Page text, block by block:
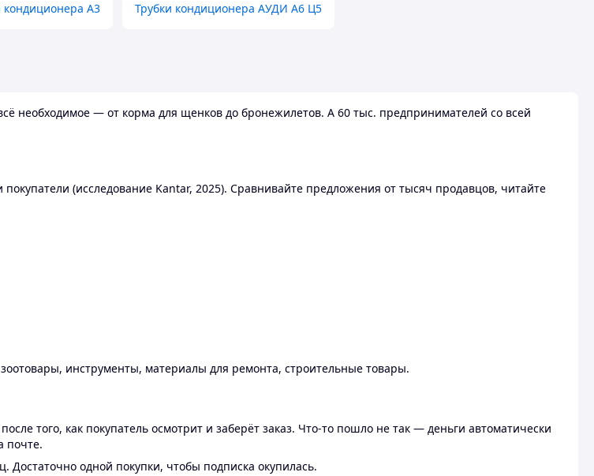
А3 Трубки кондиционера АУДИ А6 Ц5
необходимое — от корма для щенков до бронежилетов. А 60 тыс. предпринимателей со всей
(исследование Kantar, 2025). Сравнивайте предложения от тысяч продавцов, читайте
инструменты, материалы для ремонта, строительные товары.
того, как покупатель осмотрит и заберёт заказ. Что-то пошло не так — деньги автоматически
почте.
Достаточно одной покупки, чтобы подписка окупилась.